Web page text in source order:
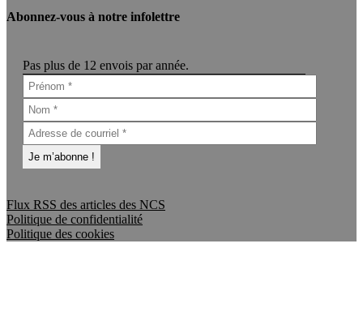
Abonnez-vous à notre infolettre
Pas plus de 12 envois par année.
Flux RSS des articles des NCS
Politique de confidentialité
Politique des cookies